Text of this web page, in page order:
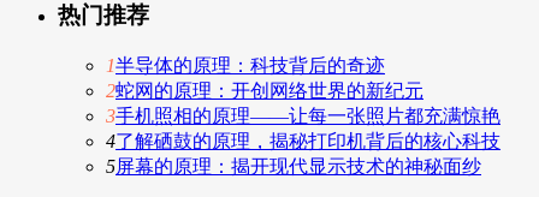
热门推荐
1半导体的原理：科技背后的奇迹
2蛇网的原理：开创网络世界的新纪元
3手机照相的原理——让每一张照片都充满惊艳
4了解硒鼓的原理，揭秘打印机背后的核心科技
5屏幕的原理：揭开现代显示技术的神秘面纱